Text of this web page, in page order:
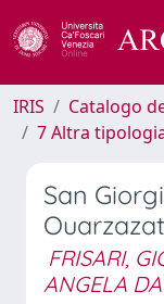
IRIS
Catalogo
7 Altra
San
FRISARI,
ANGELA